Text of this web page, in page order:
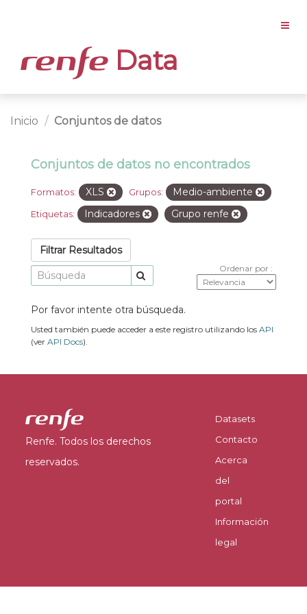
Data
Inicio Conjuntos de datos
Conjuntos de datos no encontrados
Formatos: XLS Grupos: Medio-ambiente
Etiquetas: Indicadores Grupo renfe
Filtrar Resultados
Ordenar por
Por favor intente otra búsqueda.
Usted también puede acceder a este registro utilizando los API
(ver API Docs).
Renfe. Todos los derechos
reservados.
Datasets
Contacto
Acerca
del
portal
Información
legal